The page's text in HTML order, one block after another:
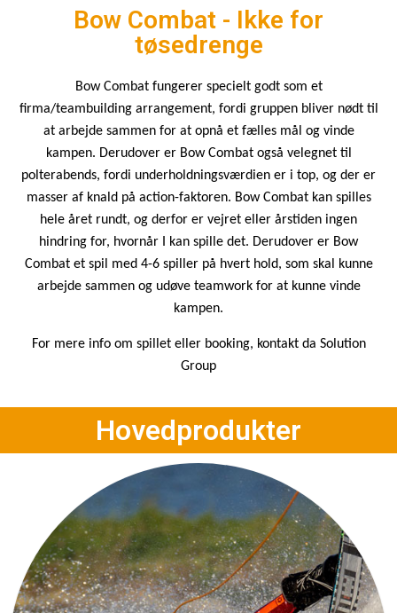
Bow Combat - Ikke for
tøsedrenge
Bow Combat fungerer specielt godt som et
firma/teambuilding arrangement, fordi gruppen bliver nødt til
at arbejde sammen for at opnå et fælles mål og vinde
kampen. Derudover er Bow Combat også velegnet til
polterabends, fordi underholdningsværdien er i top, og der er
masser af knald på action-faktoren. Bow Combat kan spilles
hele året rundt, og derfor er vejret eller årstiden ingen
hindring for, hvornår I kan spille det. Derudover er Bow
Combat et spil med 4-6 spiller på hvert hold, som skal kunne
arbejde sammen og udøve teamwork for at kunne vinde
kampen.
For mere info om spillet eller booking, kontakt da Solution
Group
Hovedprodukter